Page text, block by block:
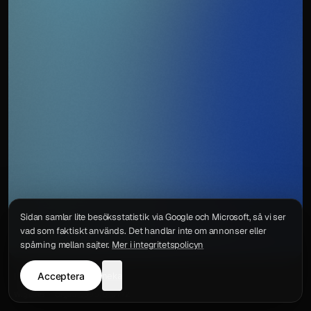
IntegritetspolicyKontakt
Sidan samlar lite besöksstatistik via Google och Microsoft, så vi ser
vad som faktiskt används. Det handlar inte om annonser eller
spårning mellan sajter. Mer i integritetspolicyn
Acceptera neka